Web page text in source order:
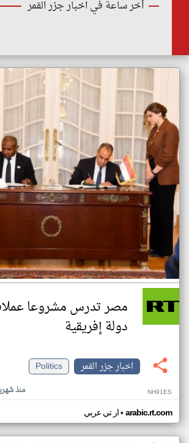
أخر ساعة في اخبار جزر القمر
مصر تدرس مشروعا
دولة إفريقية
اخبار جزر القمر
Politics
منذ NH91ES
ار تي عربي• arabic.rt.com